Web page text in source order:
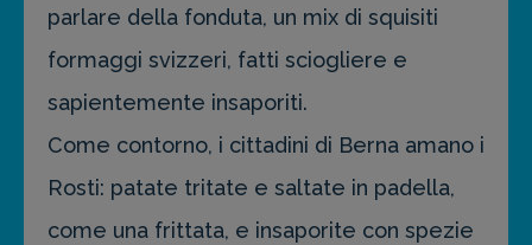
parlare della fonduta, un mix di squisiti
formaggi svizzeri, fatti sciogliere e
sapientemente insaporiti.
Come contorno, i cittadini di Berna amano i
Rosti: patate tritate e saltate in padella,
come una frittata, e insaporite con spezie